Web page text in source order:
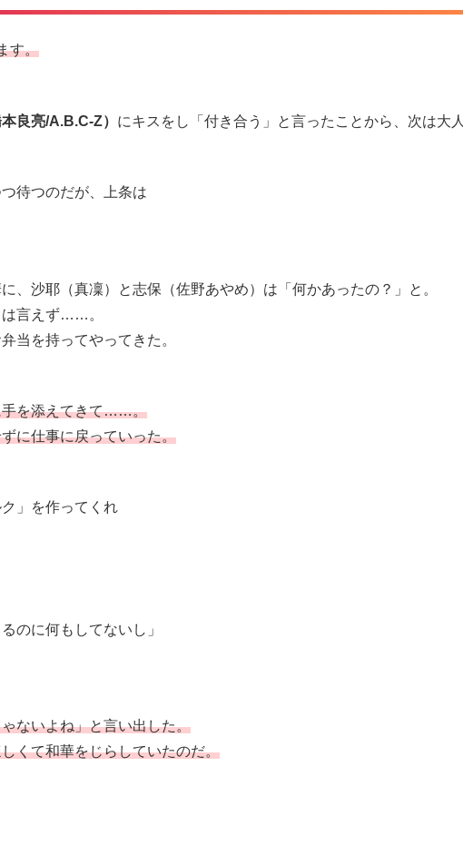
す。
本良亮/A.B.C-Z） にキスをし「付き合う」と言ったことから、次は大人
待つのだが、上条は
、沙耶（真凜）と志保（佐野あやめ）は「何かあったの？」と。
は言えず……。
当を持ってやってきた。
手を添えてきて……。
に仕事に戻っていった。
」を作ってくれ
のに何もしてないし」
ないよね」と言い出した。
くて和華をじらしていたのだ。